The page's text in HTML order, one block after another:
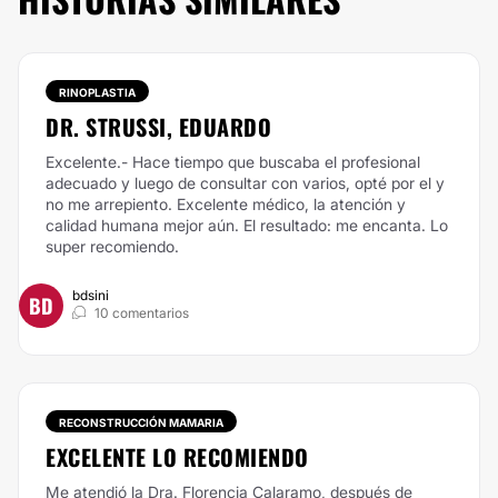
RINOPLASTIA
DR. STRUSSI, EDUARDO
Excelente.- Hace tiempo que buscaba el profesional
adecuado y luego de consultar con varios, opté por el y
no me arrepiento. Excelente médico, la atención y
calidad humana mejor aún. El resultado: me encanta. Lo
super recomiendo.
BD
bdsini
10 comentarios
RECONSTRUCCIÓN MAMARIA
EXCELENTE LO RECOMIENDO
Me atendió la Dra. Florencia Calaramo, después de